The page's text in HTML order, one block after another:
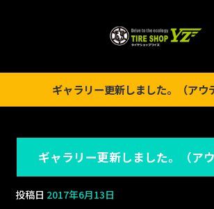
ギャラリー更新しました。（アウ
ギャラリー更新しました。（アウ
投稿日 2017年6月13日